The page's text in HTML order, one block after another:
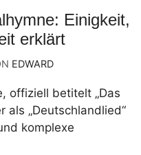
Einigkeit,
erklärt
EDWARD
offiziell betitelt „Das
als „Deutschlandlied“
komplexe